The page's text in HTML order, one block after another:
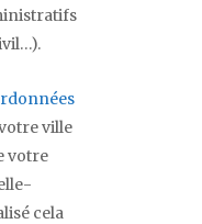
ville
votre
cela